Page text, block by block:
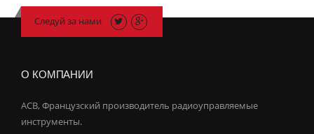
Следуй за нами
О КОМПАНИИ
ACB, Французский производитель радиоуправляемые
инструменты.